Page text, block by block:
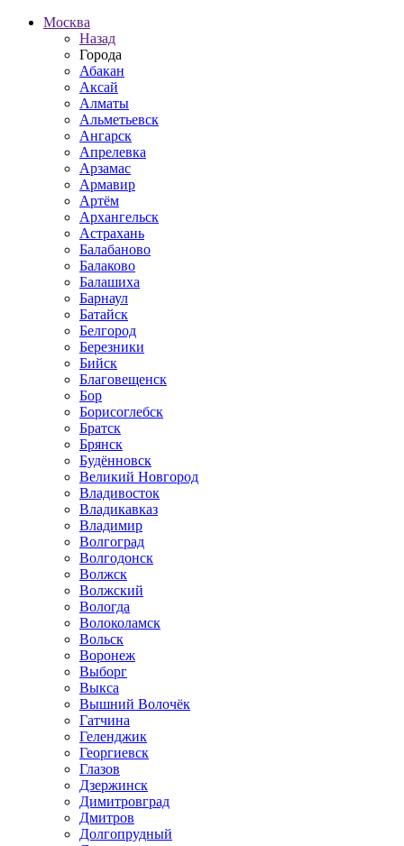
Москва
Назад
Города
Абакан
Аксай
Алматы
Альметьевск
Ангарск
Апрелевка
Арзамас
Армавир
Артём
Архангельск
Астрахань
Балабаново
Балаково
Балашиха
Барнаул
Батайск
Белгород
Березники
Бийск
Благовещенск
Бор
Борисоглебск
Братск
Брянск
Будённовск
Великий Новгород
Владивосток
Владикавказ
Владимир
Волгоград
Волгодонск
Волжск
Волжский
Вологда
Волоколамск
Вольск
Воронеж
Выборг
Выкса
Вышний Волочёк
Гатчина
Геленджик
Георгиевск
Глазов
Дзержинск
Димитровград
Дмитров
Долгопрудный